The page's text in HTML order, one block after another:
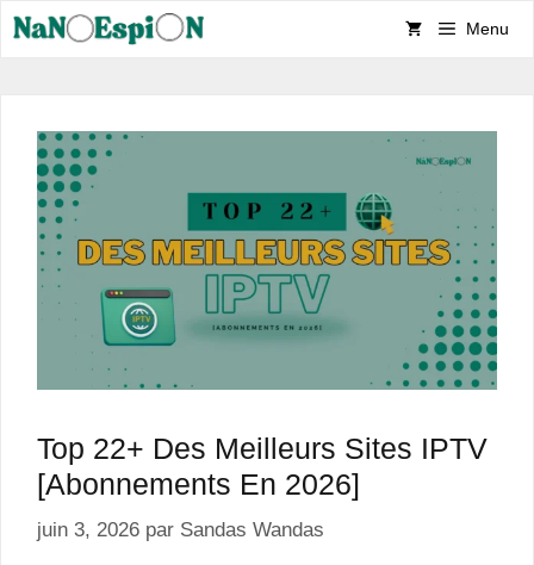
Aller
au
Menu
Top 22+ Des Meilleurs Sites IPTV
[Abonnements En 2026]
juin 3, 2026 par Sandas Wandas